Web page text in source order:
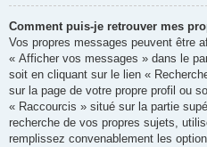
Comment puis-je retrouver mes
Vos propres messages peuvent être
« Afficher vos messages » dans le
soit en cliquant sur le lien «
sur la page de votre propre profil ou
« Raccourcis » situé sur la partie
recherche de vos propres sujets,
remplissez convenablement les